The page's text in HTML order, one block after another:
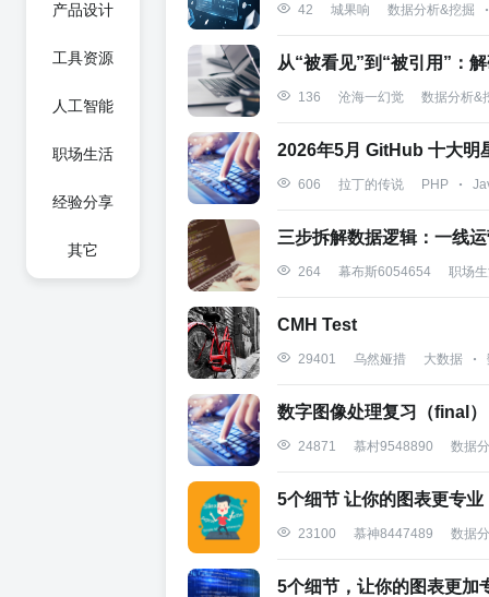
产品设计
工具资源
人工智能
职场生活
经验分享
其它
42 城果响 数据分析&挖掘
从“被看见”到“被引用”：
136 沧海一幻觉 数据分析&
2026年5月 GitHub 十大明
606 拉丁的传说 PHP
三步拆解数据逻辑：一线
264 幕布斯6054654 职场
CMH Test
29401 乌然娅措 大数据
数字图像处理复习（final）
24871 慕村9548890 数据
5个细节 让你的图表更专业
23100 慕神8447489 数据
5个细节，让你的图表更加